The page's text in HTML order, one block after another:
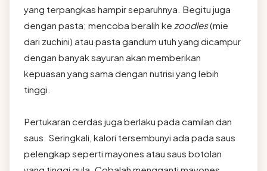
yang terpangkas hampir separuhnya. Begitu juga
dengan pasta; mencoba beralih ke zoodles(mie
dari zuchini) atau pasta gandum utuh yang dicampur
dengan banyak sayuran akan memberikan
kepuasan yang sama dengan nutrisi yang lebih
tinggi.
Pertukaran cerdas juga berlaku pada camilan dan
saus. Seringkali, kalori tersembunyi ada pada saus
pelengkap seperti mayones atau saus botolan